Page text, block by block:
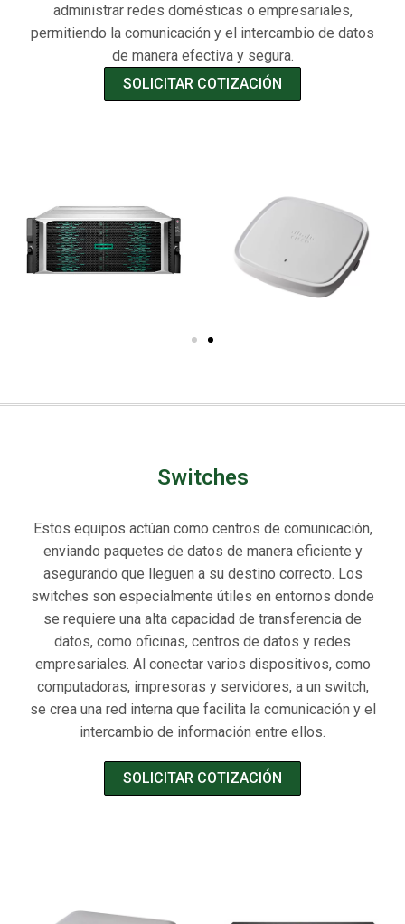
administrar redes domésticas o empresariales,
permitiendo la comunicación y el intercambio de datos
de manera efectiva y segura.
SOLICITAR COTIZACIÓN
Switches
Estos equipos actúan como centros de comunicación,
enviando paquetes de datos de manera eficiente y
asegurando que lleguen a su destino correcto. Los
switches son especialmente útiles en entornos donde
se requiere una alta capacidad de transferencia de
datos, como oficinas, centros de datos y redes
empresariales. Al conectar varios dispositivos, como
computadoras, impresoras y servidores, a un switch,
se crea una red interna que facilita la comunicación y el
intercambio de información entre ellos.
SOLICITAR COTIZACIÓN